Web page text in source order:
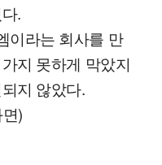
.
이라는 회사를 만
지 못하게 막았지
지 않았다.
)